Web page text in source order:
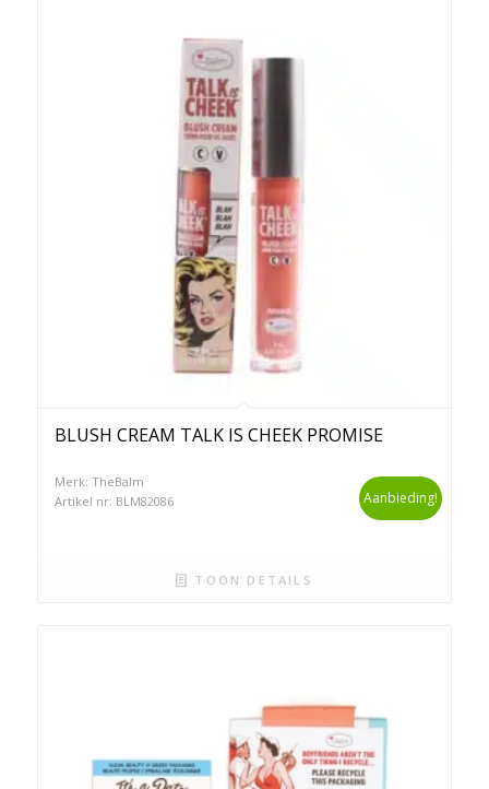
BLUSH CREAM TALK IS CHEEK PROMISE
Merk: TheBalm
Artikel nr: BLM82086
Aanbieding!
TOON DETAILS